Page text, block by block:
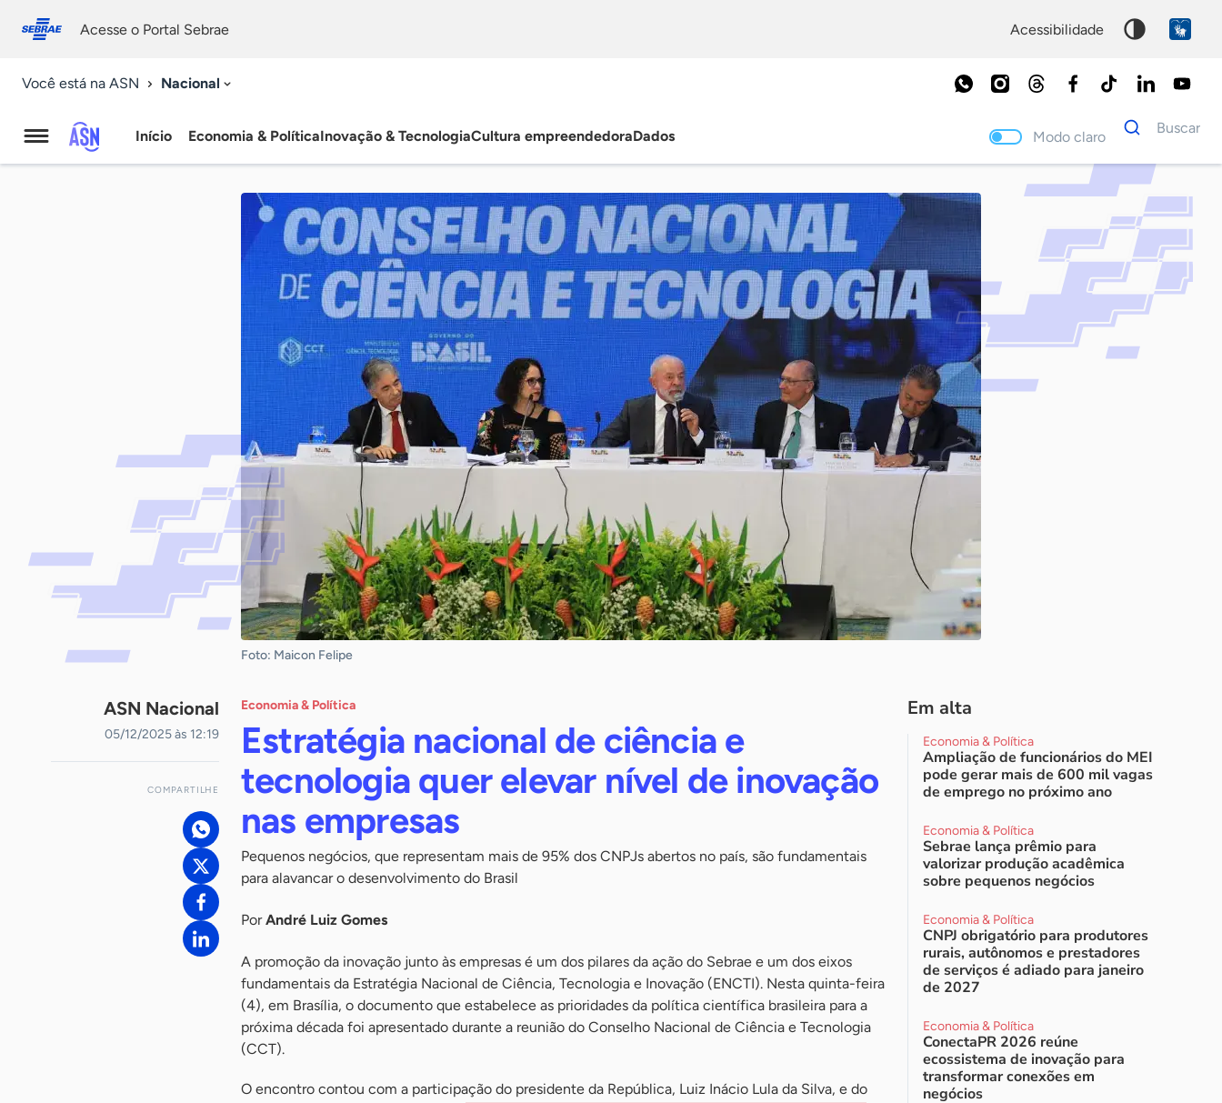
conosco
Acesse o Portal Sebrae acessibilidade
Você está na ASN Nacional
Agência
Início Economia & PolíticaInovação & TecnologiaCultura empreendedoraDados Modo claro
Dados
para
Buscar
Palavra
chave
Foto: Maicon Felipe
ASN Nacional
05/12/2025 às 12:19
COMPARTILHE
Economia & Política
Estratégia nacional de ciência e
tecnologia quer elevar nível de inovação
nas empresas
Pequenos negócios, que representam mais de 95% dos CNPJs abertos no país, são fundamentais
para alavancar o desenvolvimento do Brasil
PorAndré Luiz Gomes
A promoção da inovação junto às empresas é um dos pilares da ação do Sebrae e um dos eixos
fundamentais da Estratégia Nacional de Ciência, Tecnologia e Inovação (ENCTI). Nesta quinta-feira
(4), em Brasília, o documento que estabelece as prioridades da política científica brasileira para a
próxima década foi apresentado durante a reunião do Conselho Nacional de Ciência e Tecnologia
(CCT).
O encontro contou com a participação do presidente da República, Luiz Inácio Lula da Silva, e do
Em alta
Economia & Política
Ampliação de funcionários do MEI
pode gerar mais de 600 mil vagas
de emprego no próximo ano
Economia & Política
Sebrae lança prêmio para
valorizar produção acadêmica
sobre pequenos negócios
Economia & Política
CNPJ obrigatório para produtores
rurais, autônomos e prestadores
de serviços é adiado para janeiro
de 2027
Economia & Política
ConectaPR 2026 reúne
ecossistema de inovação para
transformar conexões em
negócios